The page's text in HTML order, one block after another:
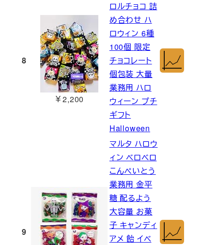
8
￥2,200
ロルチョコ 詰
め合わせ ハ
ロウィン 6種
100個 限定
チョコレート
個包装 大量
業務用 ハロ
ウィーン プチ
ギフト
Halloween
9
マルタ ハロウ
ィン ベロベロ
こんぺいとう
業務用 金平
糖 配るよう
大容量 お菓
子 キャンディ
アメ 飴 イベ